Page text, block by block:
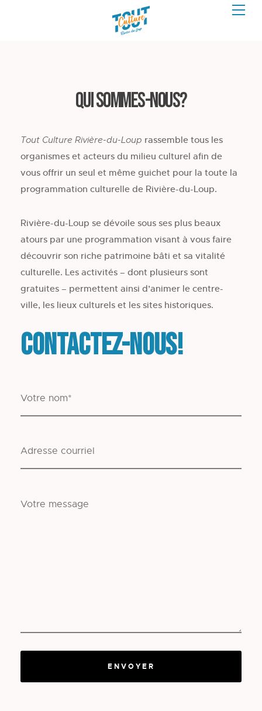
Qui sommes-nous?
Tout Culture Rivière-du-Loup rassemble tous les
organismes et acteurs du milieu culturel afin de
vous offrir un seul et même guichet pour la toute la
programmation culturelle de Rivière-du-Loup.
Rivière-du-Loup se dévoile sous ses plus beaux
atours par une programmation visant à vous faire
découvrir son riche patrimoine bâti et sa vitalité
culturelle. Les activités – dont plusieurs sont
gratuites – permettent ainsi d’animer le centre-
ville, les lieux culturels et les sites historiques.
Contactez-nous!
ENVOYER